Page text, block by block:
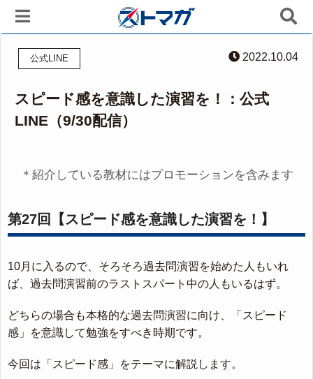
公式LINE 2022.10.04
スピード感を意識した演習を！：公式
LINE（9/30配信）
＊紹介している教材にはプロモーションを含みます
第27回【スピード感を意識した演習を！】
10月に入るので、そろそろ過去問演習を始めた人もいれ
ば、過去問演習前のラストスパート中の人もいるはず。
どちらの場合も本格的な過去問演習に向け、「スピード
感」を意識して勉強をすべき時期です。
今回は「スピード感」をテーマに解説します。